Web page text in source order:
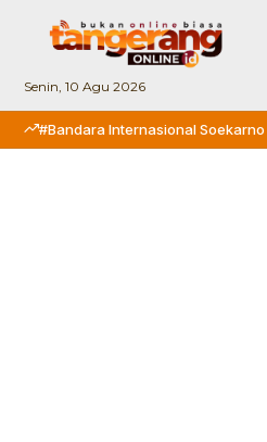
Senin, 10 Agu 2026
#Bandara Internasional